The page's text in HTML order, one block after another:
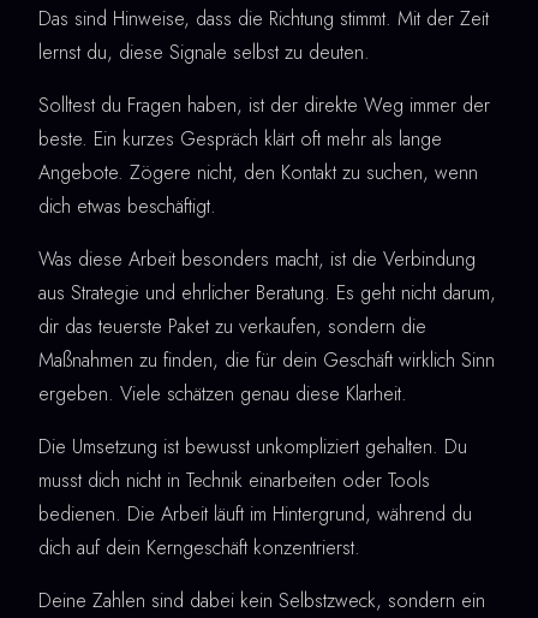
Das sind Hinweise, dass die Richtung stimmt. Mit der Zeit
lernst du, diese Signale selbst zu deuten.
Solltest du Fragen haben, ist der direkte Weg immer der
beste. Ein kurzes Gespräch klärt oft mehr als lange
Angebote. Zögere nicht, den Kontakt zu suchen, wenn
dich etwas beschäftigt.
Was diese Arbeit besonders macht, ist die Verbindung
aus Strategie und ehrlicher Beratung. Es geht nicht darum,
dir das teuerste Paket zu verkaufen, sondern die
Maßnahmen zu finden, die für dein Geschäft wirklich Sinn
ergeben. Viele schätzen genau diese Klarheit.
Die Umsetzung ist bewusst unkompliziert gehalten. Du
musst dich nicht in Technik einarbeiten oder Tools
bedienen. Die Arbeit läuft im Hintergrund, während du
dich auf dein Kerngeschäft konzentrierst.
Deine Zahlen sind dabei kein Selbstzweck, sondern ein